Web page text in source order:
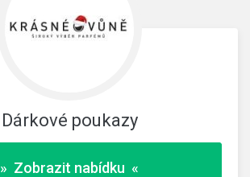
Dárkové poukazy
» Zobrazit nabídku «